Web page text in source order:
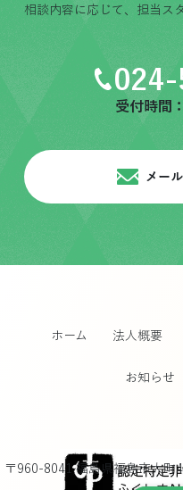
相談内容に応じて、担当ス
受付時間
メー
ホーム 法人概要
お知らせ
〒960-8041 福島県福島市大町